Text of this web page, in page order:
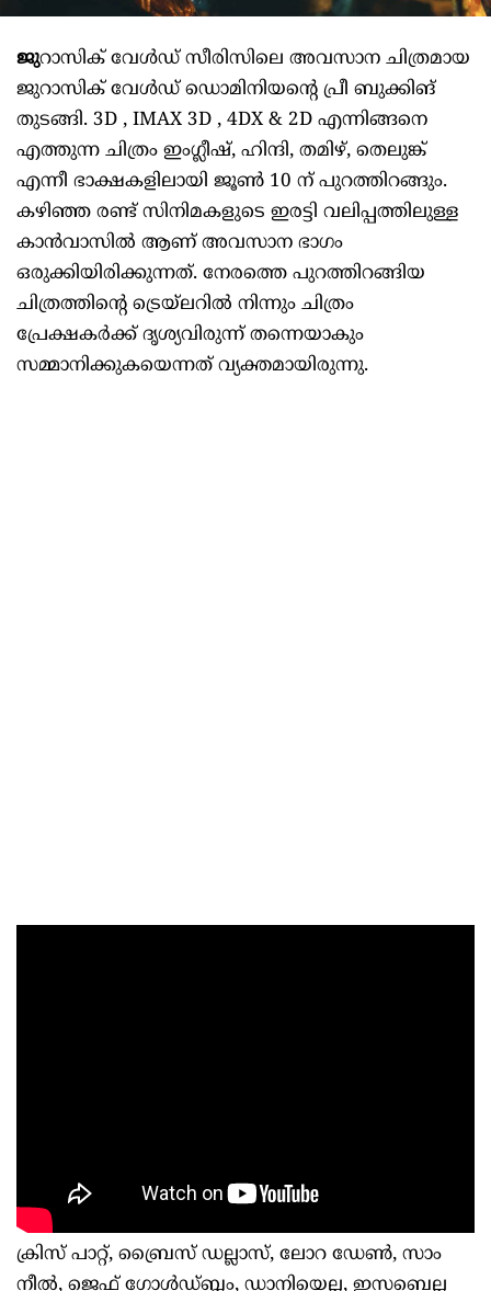
ജുറാസിക് വേള്‍ഡ് സീരിസിലെ അവസാന ചിത്രമായ
ജുറാസിക് വേള്‍ഡ് ഡൊമിനിയന്റെ പ്രീ ബുക്കിങ്
തുടങ്ങി. 3D , IMAX 3D , 4DX & 2D എന്നിങ്ങനെ
എത്തുന്ന ചിത്രം ഇംഗ്ലീഷ്, ഹിന്ദി, തമിഴ്, തെലുങ്ക്
എന്നീ ഭാക്ഷകളിലായി ജൂണ്‍ 10 ന് പുറത്തിറങ്ങും.
കഴിഞ്ഞ രണ്ട് സിനിമകളുടെ ഇരട്ടി വലിപ്പത്തിലുള്ള
കാന്‍വാസില്‍ ആണ് അവസാന ഭാഗം
ഒരുക്കിയിരിക്കുന്നത്. നേരത്തെ പുറത്തിറങ്ങിയ
ചിത്രത്തിന്റെ ട്രെയ്ലറില്‍ നിന്നും ചിത്രം
പ്രേക്ഷകര്‍ക്ക് ദൃശ്യവിരുന്ന് തന്നെയാകും
സമ്മാനിക്കുകയെന്നത് വ്യക്തമായിരുന്നു.
ക്രിസ് പാറ്റ്, ബ്രൈസ് ഡല്ലാസ്, ലോറ ഡേണ്‍, സാം
നീല്‍, ജെഫ് ഗോള്‍ഡ്ബ്ലം, ഡാനിയെല്ല, ഇസബെല്ല